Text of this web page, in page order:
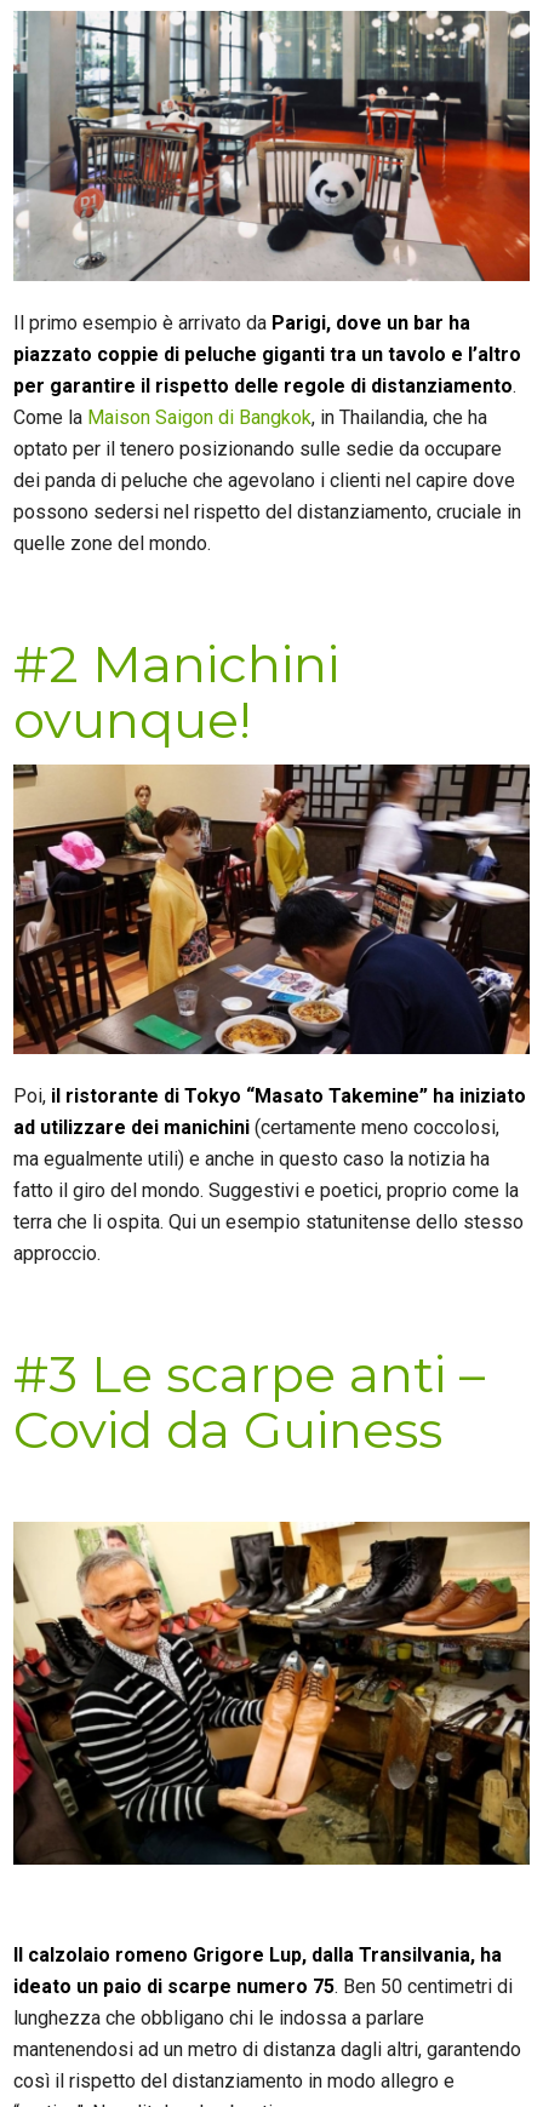
Il primo esempio è arrivato da Parigi, dove un bar ha
piazzato coppie di peluche giganti tra un tavolo e l’altro
per garantire il rispetto delle regole di distanziamento.
Come la Maison Saigon di Bangkok, in Thailandia, che ha
optato per il tenero posizionando sulle sedie da occupare
dei panda di peluche che agevolano i clienti nel capire dove
possono sedersi nel rispetto del distanziamento, cruciale in
quelle zone del mondo.
#2 Manichini
ovunque!
Poi, il ristorante di Tokyo “Masato Takemine” ha iniziato
ad utilizzare dei manichini (certamente meno coccolosi,
ma egualmente utili) e anche in questo caso la notizia ha
fatto il giro del mondo. Suggestivi e poetici, proprio come la
terra che li ospita. Qui un esempio statunitense dello stesso
approccio.
#3 Le scarpe anti –
Covid da Guiness
Il calzolaio romeno Grigore Lup, dalla Transilvania, ha
ideato un paio di scarpe numero 75. Ben 50 centimetri di
lunghezza che obbligano chi le indossa a parlare
mantenendosi ad un metro di distanza dagli altri, garantendo
così il rispetto del distanziamento in modo allegro e